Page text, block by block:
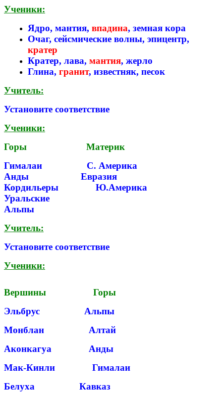
Ученики:
Ядро, мантия, впадина, земная кора
Очаг, сейсмические волны, эпицентр,
кратер
Кратер, лава, мантия, жерло
Глина, гранит, известняк, песок
Учитель:
Установите соответствие
Ученики:
Горы Материк
Гималаи С. Америка
Анды Евразия
Кордильеры Ю.Америка
Уральские
Альпы
Учитель:
Установите соответствие
Ученики:
Вершины Горы
Эльбрус Альпы
Монблан Алтай
Аконкагуа Анды
Мак-Кинли Гималаи
Белуха Кавказ